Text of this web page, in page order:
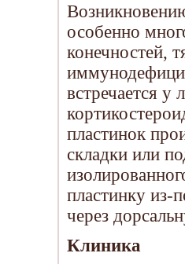
особенно
конечностей,
встречается
пластинок
складки или
пластинку из-
через
Клиника